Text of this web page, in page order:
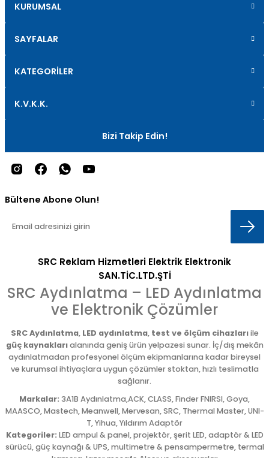
KURUMSAL
SAYFALAR
KATEGORİLER
K.V.K.K.
Bizi Takip Edin!
Bültene Abone Olun!
SRC Reklam Hizmetleri Elektrik Elektronik
SAN.TİC.LTD.ŞTİ
SRC Aydınlatma – LED Aydınlatma
ve Elektronik Çözümler
SRC Aydınlatma, LED aydınlatma, test ve ölçüm cihazlarıile
güç kaynaklarıalanında geniş ürün yelpazesi sunar. İç/dış mekân
aydınlatmadan profesyonel ölçüm ekipmanlarına kadar bireysel
ve kurumsal ihtiyaçlara uygun çözümler stoktan, hızlı teslimatla
sağlanır.
Markalar: 3A1B Aydınlatma,ACK, CLASS, Finder FNIRSI, Goya,
MAASCO, Mastech, Meanwell, Mervesan, SRC, Thermal Master, UNI-
T, Yihua, Yıldırım Adaptör
Kategoriler: LED ampul & panel, projektör, şerit LED, adaptör & LED
sürücü, güç kaynağı & UPS, multimetre & pensampermetre, termal